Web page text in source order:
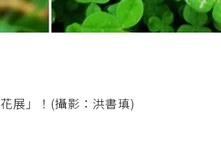
展」！(攝影：洪書瑱)